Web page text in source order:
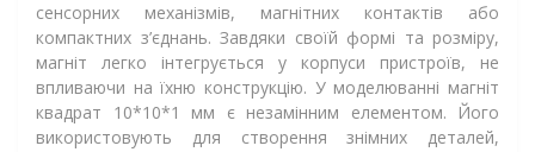
сенсорних механізмів, магнітних контактів або
компактних з’єднань. Завдяки своїй формі та розміру,
магніт легко інтегрується у корпуси пристроїв, не
впливаючи на їхню конструкцію. У моделюванні магніт
квадрат 10*10*1 мм є незамінним елементом. Його
використовують для створення знімних деталей,